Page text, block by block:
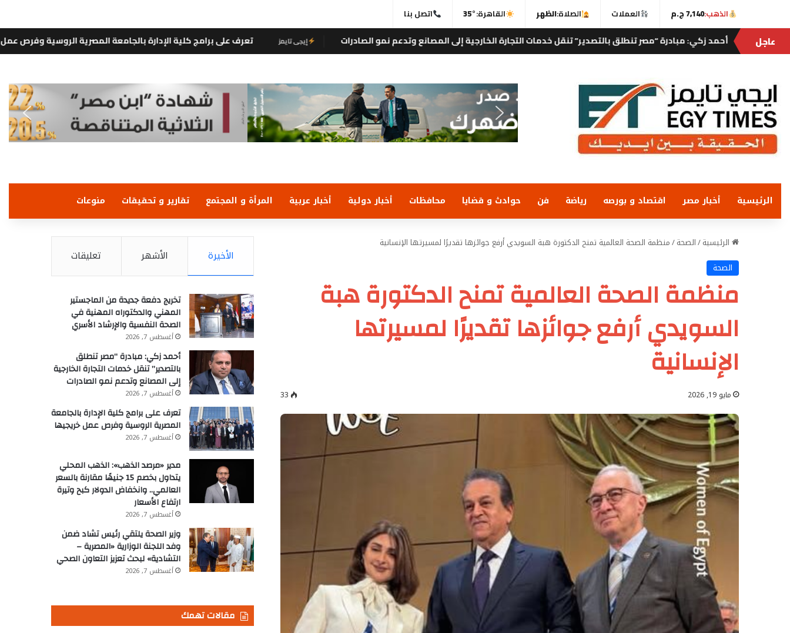
الذهب:7,140 ج.م العملات الصلاة:الظهر القاهرة:35° اتصل بنا
عاجل
مبادرة “مصر تنطلق بالتصدير” تنقل خدمات التجارة الخارجية إلى المصانع وتدعم نمو الصادرات إيجى تايمز تعرف على برامج كلية الإدارة بالجامعة المصرية الروسية وفرص عمل خريجيها إيجى
الرئيسية أخبار مصر اقتصاد و بورصه رياضة فن حوادث و قضايا محافظات أخبار دولية أخبار عربية المرأة و المجتمع تقارير و تحقيقات منوعات
الرئيسية/الصحة/منظمة الصحة العالمية تمنح الدكتورة هبة السويدي أرفع جوائزها تقديرًا لمسيرتها الإنسانية
الصحة
منظمة الصحة العالمية تمنح الدكتورة هبة
السويدي أرفع جوائزها تقديرًا لمسيرتها
الإنسانية
مايو 19, 2026 33
الأخيرة الأشهر تعليقات
تخريج دفعة جديدة من الماجستير
المهني والدكتوراه المهنية في
الصحة النفسية والإرشاد الأسري
أغسطس 7, 2026
أحمد زكي: مبادرة “مصر تنطلق
بالتصدير” تنقل خدمات التجارة الخارجية
إلى المصانع وتدعم نمو الصادرات
أغسطس 7, 2026
تعرف على برامج كلية الإدارة بالجامعة
المصرية الروسية وفرص عمل خريجيها
أغسطس 7, 2026
مدير «مرصد الذهب»: الذهب المحلي
يتداول بخصم 15 جنيهًا مقارنة بالسعر
العالمي.. وانخفاض الدولار كبح وتيرة
ارتفاع الأسعار
أغسطس 7, 2026
وزير الصحة يلتقي رئيس تشاد ضمن
وفد اللجنة الوزارية «المصرية –
التشادية» لبحث تعزيز التعاون الصحي
أغسطس 7, 2026
مقالات تهمك